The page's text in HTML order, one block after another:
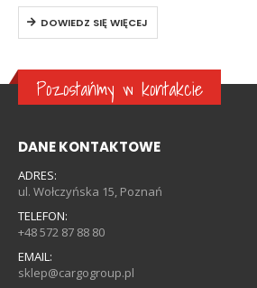
DOWIEDZ SIĘ WIĘCEJ
Pozostańmy w kontakcie
DANE KONTAKTOWE
ADRES:
ul. Wołczyńska 15, Poznań
TELEFON:
+48 572 87 88 80
EMAIL:
sklep@cargogroup.pl